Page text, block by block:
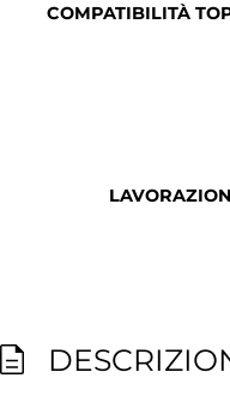
COMPATIBILITÀ